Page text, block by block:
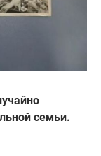
семьи.